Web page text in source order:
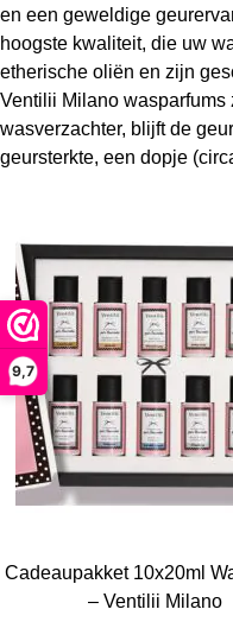
9,7
en een geweldige
hoogste kwaliteit, die uw
etherische oliën en zijn
Ventilii Milano wasparfums
wasverzachter, blijft de
geursterkte, een dopje
Cadeaupakket 10x20ml
– Ventilii Milano